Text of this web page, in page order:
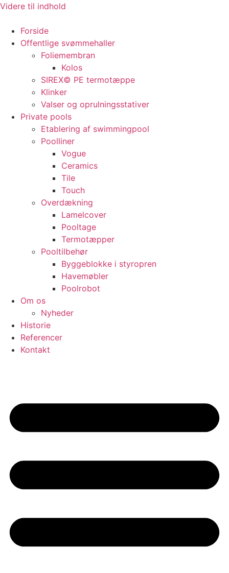
Videre til indhold
Forside
Offentlige svømmehaller
Foliemembran
Kolos
SIREX© PE termotæppe
Klinker
Valser og oprulningsstativer
Private pools
Etablering af swimmingpool
Poolliner
Vogue
Ceramics
Tile
Touch
Overdækning
Lamelcover
Pooltage
Termotæpper
Pooltilbehør
Byggeblokke i styropren
Havemøbler
Poolrobot
Om os
Nyheder
Historie
Referencer
Kontakt